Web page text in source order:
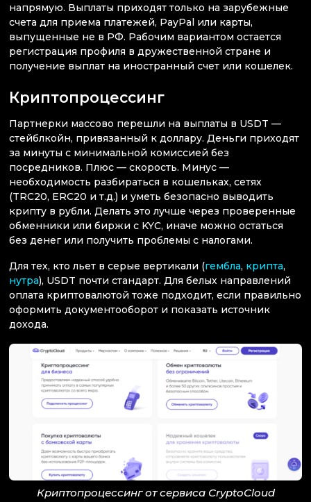
напрямую. Выплаты приходят только на зарубежные
счета для приема платежей, PayPal или карты,
выпущенные не в РФ. Рабочим вариантом остается
регистрация профиля в дружественной стране и
получение выплат на иностранный счет или кошелек.
Криптопроцессинг
Партнерки массово перешли на выплаты в USDT —
стейблкойн, привязанный к доллару. Деньги приходят
за минуты с минимальной комиссией без
посредников. Плюс — скорость. Минус —
необходимость разбираться в кошельках, сетях
(TRC20, ERC20 и т.д.) и уметь безопасно выводить
крипту в рубли. Делать это лучше через проверенные
обменники или биржи с KYC, иначе можно остаться
без денег или получить проблемы с налогами.
Для тех, кто льет в серые вертикали (гембла, крипта,
нутра), USDT почти стандарт. Для белых направлений
оплата криптовалютой тоже подходит, если правильно
оформить документооборот и показать источник
дохода.
Криптопроцессинг от сервиса CryptoCloud